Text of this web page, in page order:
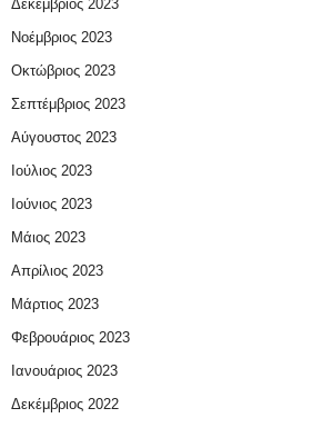
Δεκέμβριος 2023
Νοέμβριος 2023
Οκτώβριος 2023
Σεπτέμβριος 2023
Αύγουστος 2023
Ιούλιος 2023
Ιούνιος 2023
Μάιος 2023
Απρίλιος 2023
Μάρτιος 2023
Φεβρουάριος 2023
Ιανουάριος 2023
Δεκέμβριος 2022